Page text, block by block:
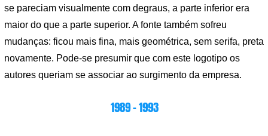
se pareciam visualmente com degraus, a parte inferior era
maior do que a parte superior. A fonte também sofreu
mudanças: ficou mais fina, mais geométrica, sem serifa, preta
novamente. Pode-se presumir que com este logotipo os
autores queriam se associar ao surgimento da empresa.
1989 – 1993